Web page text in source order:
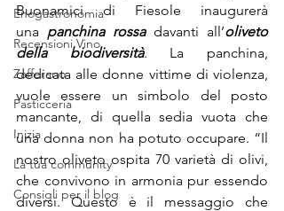
Enogastronomia
Recensioni Vino
Zafferano
Pasticceria
Inizia
La tua community
Consigli per il blog
Buonamici di Fiesole inaugurerà
una panchina rossa davanti all’oliveto
della biodiversità. La panchina,
dedicata alle donne vittime di violenza,
vuole essere un simbolo del posto
mancante, di quella sedia vuota che
una donna non ha potuto occupare. “Il
nostro oliveto ospita 70 varietà di olivi,
che convivono in armonia pur essendo
diversi. Questo è il messaggio che